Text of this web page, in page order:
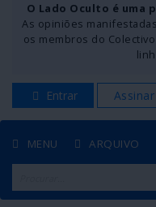
O Lado Oculto é uma
As opiniões
os membros do
Entrar Assinar
MENU ARQUIVO